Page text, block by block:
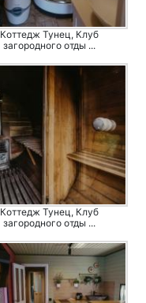
Коттедж Тунец, Клуб
загородного отды ...
Коттедж Тунец, Клуб
загородного отды ...